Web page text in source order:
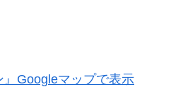
』Googleマップで表示